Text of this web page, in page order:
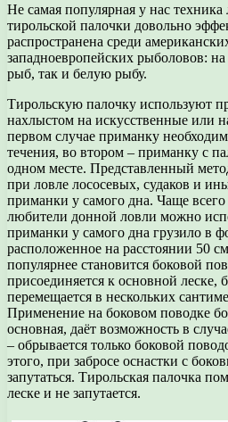
Не самая популярная у нас
тирольской палочки довольно
распространена среди
западноевропейских рыболовов:
рыб, так и белую рыбу.
Тирольскую палочку используют
нахлыстом на искусственные или
первом случае приманку
течения, во втором – приманку с
одном месте. Представленный
при ловле лососевых, судаков и
приманки у самого дна. Чаще
любители донной ловли можно
приманки у самого дна грузило в
расположенное на расстоянии 50
популярнее становится боковой
присоединяется к основной леске,
перемещается в нескольких
Применение на боковом поводке
основная, даёт возможность в
– обрывается только боковой
этого, при забросе оснастки с
запутаться. Тирольская палочка
леске и не запутается.